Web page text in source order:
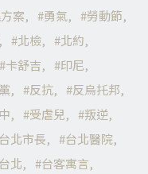
案
勇氣
勞動節
北檢
北約
卡舒吉
印尼
反抗
反烏托邦
受虐兒
叛逆
台北市長
台北醫院
北
台客寓言